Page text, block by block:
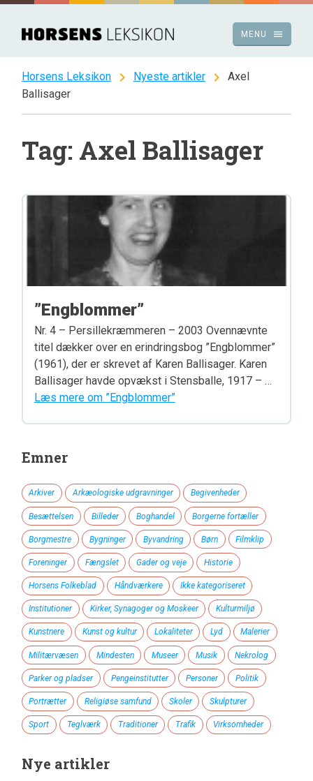
Spring
indhold
menu
MENU
Horsens Leksikon chevron_right Nyeste artikler chevron_right
Axel
Ballisager
Tag: Axel Ballisager
”Engblommer”
Nr. 4 – Persillekræmmeren – 2003 Ovennævnte
titel dækker over en erindringsbog ”Engblommer”
(1961), der er skrevet af Karen Ballisager. Karen
Ballisager havde opvækst i Stensballe, 1917 – …
Læs mere om ”Engblommer”
Emner
Arkiver Arkæologiske udgravninger Begivenheder
Besættelsen Billeder Boghandel Borgerne fortæller
Borgmestre Bygninger Byvandring Børn Filmklip
Foreninger Fængslet Gader og veje Historie
Horsens Folkeblad Håndværkere Ikke kategoriseret
Institutioner Kirker, Synagoger og Moskeer Kulturmiljø
Kunstnere Kunst og kultur Lokaliteter Lyd Malerier
Militærvæsen Mindesten Museer Musik Nekrolog
Parker og pladser Pengeinstitutter Personer Politik
Portrætter Religiøse samfund Skoler Skulpturer
Sport Teglværk Traditioner Trafik Virksomheder
Nye artikler